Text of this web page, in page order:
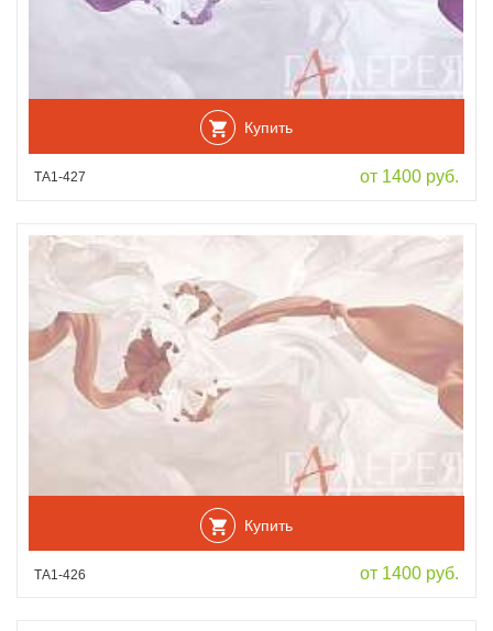
Купить
ТА1-427 от 1400 руб.
Купить
ТА1-426 от 1400 руб.